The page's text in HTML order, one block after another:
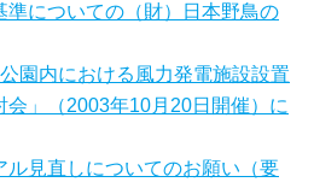
準についての（財）日本野鳥の
園内における風力発電施設設置
会」（2003年10月20日開催）に
ル見直しについてのお願い（要